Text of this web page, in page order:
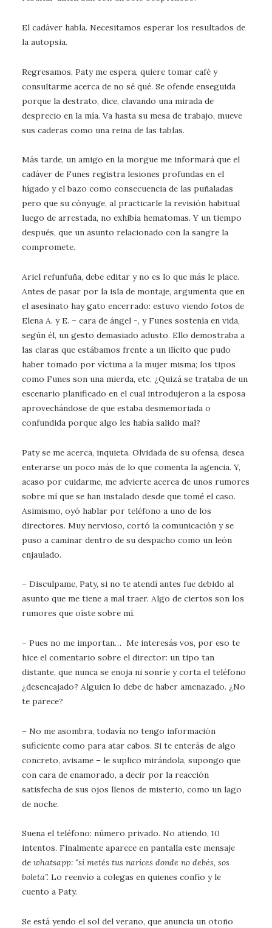
El cadáver habla. Necesitamos esperar los resultados de
la autopsia.
Regresamos, Paty me espera, quiere tomar café y
consultarme acerca de no sé qué. Se ofende enseguida
porque la destrato, dice, clavando una mirada de
desprecio en la mía. Va hasta su mesa de trabajo, mueve
sus caderas como una reina de las tablas.
Más tarde, un amigo en la morgue me informará que el
cadáver de Funes registra lesiones profundas en el
hígado y el bazo como consecuencia de las puñaladas
pero que su cónyuge, al practicarle la revisión habitual
luego de arrestada, no exhibía hematomas. Y un tiempo
después, que un asunto relacionado con la sangre la
compromete.
Ariel refunfuña, debe editar y no es lo que más le place.
Antes de pasar por la isla de montaje, argumenta que en
el asesinato hay gato encerrado: estuvo viendo fotos de
Elena A. y E. – cara de ángel -, y Funes sostenía en vida,
según él, un gesto demasiado adusto. Ello demostraba a
las claras que estábamos frente a un ilícito que pudo
haber tomado por víctima a la mujer misma; los tipos
como Funes son una mierda, etc. ¿Quizá se trataba de un
escenario planificado en el cual introdujeron a la esposa
aprovechándose de que estaba desmemoriada o
confundida porque algo les había salido mal?
Paty se me acerca, inquieta. Olvidada de su ofensa, desea
enterarse un poco más de lo que comenta la agencia. Y,
acaso por cuidarme, me advierte acerca de unos rumores
sobre mí que se han instalado desde que tomé el caso.
Asimismo, oyó hablar por teléfono a uno de los
directores. Muy nervioso, cortó la comunicación y se
puso a caminar dentro de su despacho como un león
enjaulado.
– Disculpame, Paty, si no te atendí antes fue debido al
asunto que me tiene a mal traer. Algo de ciertos son los
rumores que oíste sobre mí.
– Pues no me importan… Me interesás vos, por eso te
hice el comentario sobre el director: un tipo tan
distante, que nunca se enoja ni sonríe y corta el teléfono
¿desencajado? Alguien lo debe de haber amenazado. ¿No
te parece?
– No me asombra, todavía no tengo información
suficiente como para atar cabos. Si te enterás de algo
concreto, avisame – le suplico mirándola, supongo que
con cara de enamorado, a decir por la reacción
satisfecha de sus ojos llenos de misterio, como un lago
de noche.
Suena el teléfono: número privado. No atiendo, 10
intentos. Finalmente aparece en pantalla este mensaje
de whatsapp: “si metés tus narices donde no debés, sos
boleta”. Lo reenvío a colegas en quienes confío y le
cuento a Paty.
Se está yendo el sol del verano, que anuncia un otoño